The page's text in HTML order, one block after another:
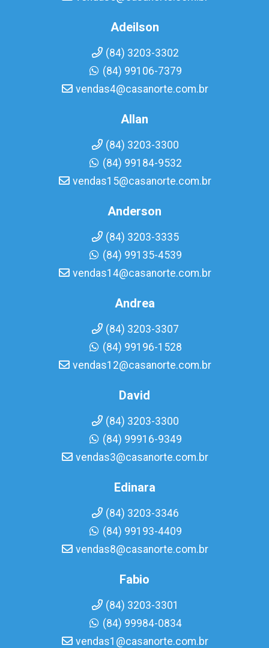
Adeilson
(84) 3203-3302
(84) 99106-7379
vendas4@casanorte.com.br
Allan
(84) 3203-3300
(84) 99184-9532
vendas15@casanorte.com.br
Anderson
(84) 3203-3335
(84) 99135-4539
vendas14@casanorte.com.br
Andrea
(84) 3203-3307
(84) 99196-1528
vendas12@casanorte.com.br
David
(84) 3203-3300
(84) 99916-9349
vendas3@casanorte.com.br
Edinara
(84) 3203-3346
(84) 99193-4409
vendas8@casanorte.com.br
Fabio
(84) 3203-3301
(84) 99984-0834
vendas1@casanorte.com.br